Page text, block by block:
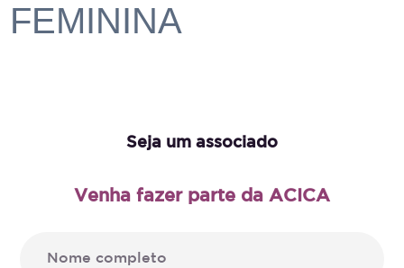
FEMININA
Seja um associado
Venha fazer parte da ACICA